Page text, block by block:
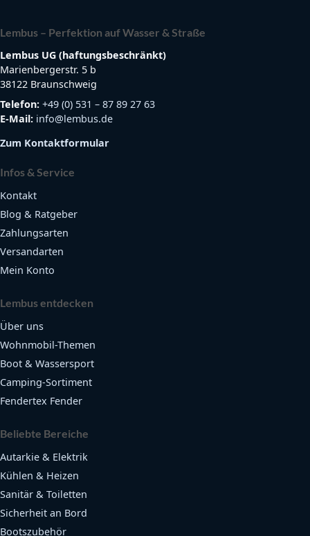
Lembus – Perfektion auf Wasser & Straße
Lembus UG (haftungsbeschränkt)
Marienbergerstr. 5 b
38122 Braunschweig
Telefon: +49 (0) 531 – 87 89 27 63
E-Mail: info@lembus.de
Zum Kontaktformular
Infos & Service
Kontakt
Blog & Ratgeber
Zahlungsarten
Versandarten
Mein Konto
Lembus entdecken
Über uns
Wohnmobil-Themen
Boot & Wassersport
Camping-Sortiment
Fendertex Fender
Beliebte Bereiche
Autarkie & Elektrik
Kühlen & Heizen
Sanitär & Toiletten
Sicherheit an Bord
Bootszubehör